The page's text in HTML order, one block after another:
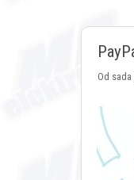
Od